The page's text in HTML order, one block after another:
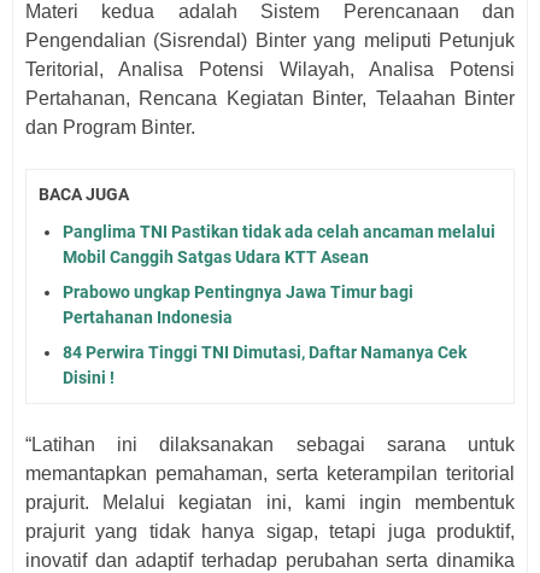
Materi kedua adalah Sistem Perencanaan dan
Pengendalian (Sisrendal) Binter yang meliputi Petunjuk
Teritorial, Analisa Potensi Wilayah, Analisa Potensi
Pertahanan, Rencana Kegiatan Binter, Telaahan Binter
dan Program Binter.
BACA JUGA
Panglima TNI Pastikan tidak ada celah ancaman melalui
Mobil Canggih Satgas Udara KTT Asean
Prabowo ungkap Pentingnya Jawa Timur bagi
Pertahanan Indonesia
84 Perwira Tinggi TNI Dimutasi, Daftar Namanya Cek
Disini !
“Latihan ini dilaksanakan sebagai sarana untuk
memantapkan pemahaman, serta keterampilan teritorial
prajurit. Melalui kegiatan ini, kami ingin membentuk
prajurit yang tidak hanya sigap, tetapi juga produktif,
inovatif dan adaptif terhadap perubahan serta dinamika